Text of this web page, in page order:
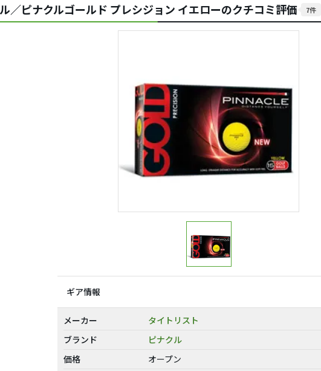
／ピナクルゴールド プレシジョン イエローのクチコミ評価 7件
ギア情報
メーカー
タイトリスト
ブランド
ピナクル
価格
オープン